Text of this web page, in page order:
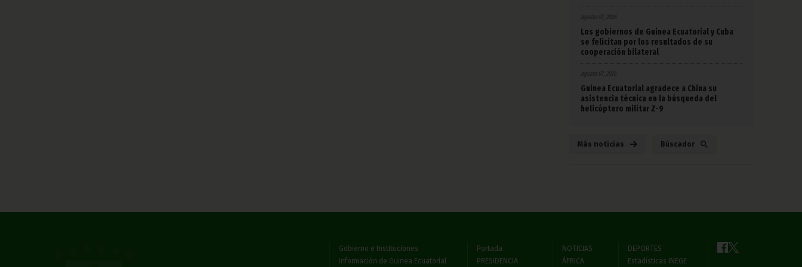
agosto 07, 2026
Los gobiernos de Guinea Ecuatorial y Cuba
se felicitan por los resultados de su
cooperación bilateral
agosto 07, 2026
Guinea Ecuatorial agradece a China su
asistencia técnica en la búsqueda del
helicóptero militar Z-9
Más noticias Búscador
Gobierno e Instituciones
Información de Guinea Ecuatorial
Portada
PRESIDENCIA
NOTICIAS
ÁFRICA
DEPORTES
Estadísticas INEGE